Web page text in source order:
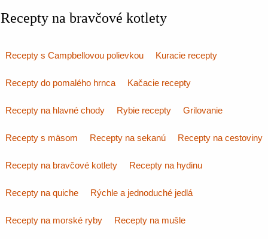
Recepty na bravčové kotlety
Recepty s Campbellovou polievkou Kuracie recepty
Recepty do pomalého hrnca Kačacie recepty
Recepty na hlavné chody Rybie recepty Grilovanie
Recepty s mäsom Recepty na sekanú Recepty na cestoviny
Recepty na bravčové kotlety Recepty na hydinu
Recepty na quiche Rýchle a jednoduché jedlá
Recepty na morské ryby Recepty na mušle